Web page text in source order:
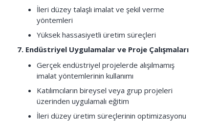
İleri düzey talaşlı imalat ve şekil verme
yöntemleri
Yüksek hassasiyetli üretim süreçleri
7. Endüstriyel Uygulamalar ve Proje Çalışmaları
Gerçek endüstriyel projelerde alışılmamış
imalat yöntemlerinin kullanımı
Katılımcıların bireysel veya grup projeleri
üzerinden uygulamalı eğitim
İleri düzey üretim süreçlerinin optimizasyonu